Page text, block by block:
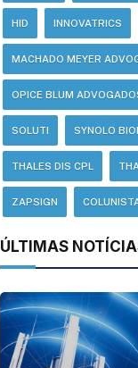
HID INNOVATRICS
MACHADO MEYER
OPICE BLUM
SOLUTI SYNOLO
THALES DIS CPL
ZAPSIGN
ÚLTIMAS